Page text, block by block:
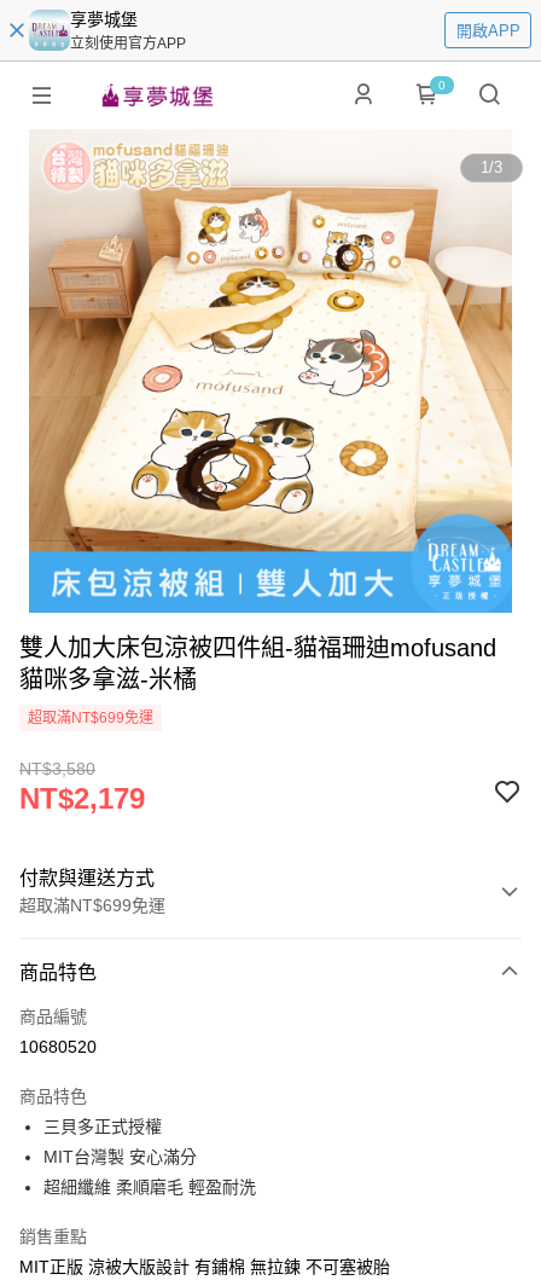
享夢城堡
立刻使用官方APP
開啟APP
0
1/3
雙人加大床包涼被四件組-貓福珊迪mofusand
貓咪多拿滋-米橘
超取滿NT$699免運
NT$3,580
NT$2,179
付款與運送方式
超取滿NT$699免運
信用卡一次付款
超商取貨付款
Apple Pay
街口支付
Google Pay
商品特色
商品編號
10680520
商品特色
三貝多正式授權
MIT台灣製 安心滿分
超細纖維 柔順磨毛 輕盈耐洗
銷售重點
MIT正版 涼被大版設計 有鋪棉 無拉鍊 不可塞被胎